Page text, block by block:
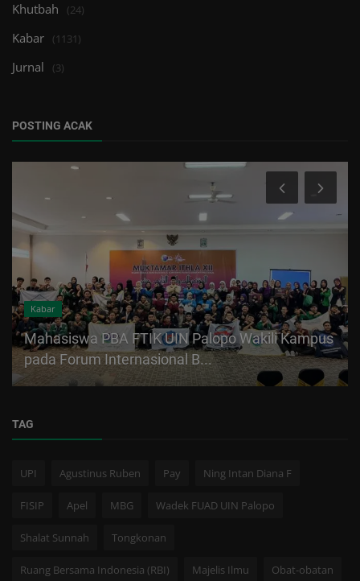
Khutbah (24)
Kabar (1131)
Jurnal (3)
POSTING ACAK
Kabar
Mahasiswa PBA FTIK UIN Palopo Wakili Kampus
pada Forum Internasional B...
TAG
UPI Agustinus Ruben Pay Ning Intan Diana F
FISIP Apel MBG Wadek FUAD UIN Palopo
Shalat Sunnah Tongkonan
Ruang Bersama Indonesia (RBI) Majelis Ilmu Obat-obatan